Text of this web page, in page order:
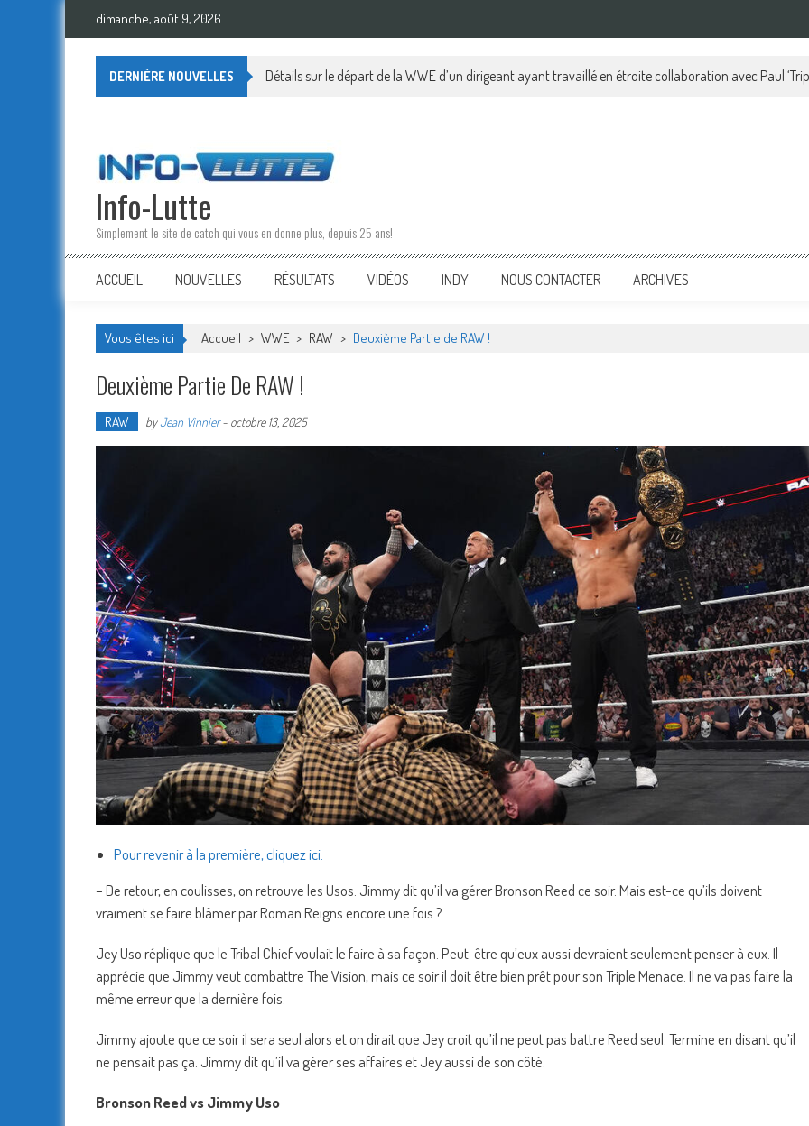
Skip
dimanche, août 9, 2026
DERNIÈRE NOUVELLES Détails sur le départ de la WWE d’un dirigeant ayant travaillé en étroite collaboration avec Paul
Info-Lutte
Simplement le site de catch qui vous en donne plus, depuis 25 ans!
ACCUEIL NOUVELLES RÉSULTATS VIDÉOS INDY NOUS CONTACTER ARCHIVES
Vous êtes ici Accueil > WWE > RAW > Deuxième Partie de RAW !
Deuxième Partie De RAW !
RAW byJean Vinnier- octobre 13, 2025
Pour revenir à la première, cliquez ici.
– De retour, en coulisses, on retrouve les Usos. Jimmy dit qu’il va gérer Bronson Reed ce soir. Mais est-ce qu’ils doivent
vraiment se faire blâmer par Roman Reigns encore une fois ?
Jey Uso réplique que le Tribal Chief voulait le faire à sa façon. Peut-être qu’eux aussi devraient seulement penser à eux. Il
apprécie que Jimmy veut combattre The Vision, mais ce soir il doit être bien prêt pour son Triple Menace. Il ne va pas faire la
même erreur que la dernière fois.
Jimmy ajoute que ce soir il sera seul alors et on dirait que Jey croit qu’il ne peut pas battre Reed seul. Termine en disant qu’il
ne pensait pas ça. Jimmy dit qu’il va gérer ses affaires et Jey aussi de son côté.
Bronson Reed vs Jimmy Uso